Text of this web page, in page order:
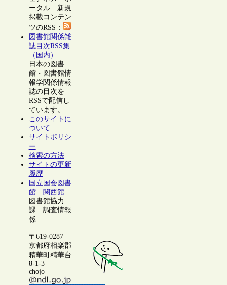
ータル 新規
掲載コンテン
ツのRSS：
図書館関係雑
誌目次RSS集
（国内）
日本の図書
館・図書館情
報学関係情報
誌の目次を
RSSで配信し
ています。
このサイトに
ついて
サイトポリシ
ー
検索の方法
サイトの更新
履歴
国立国会図書
館 関西館
図書館協力
課 調査情報
係
〒619-0287
京都府相楽郡
精華町精華台
8-1-3
chojo